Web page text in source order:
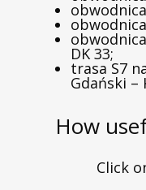
DK 33;
trasa S7
Gdański –
How
Click